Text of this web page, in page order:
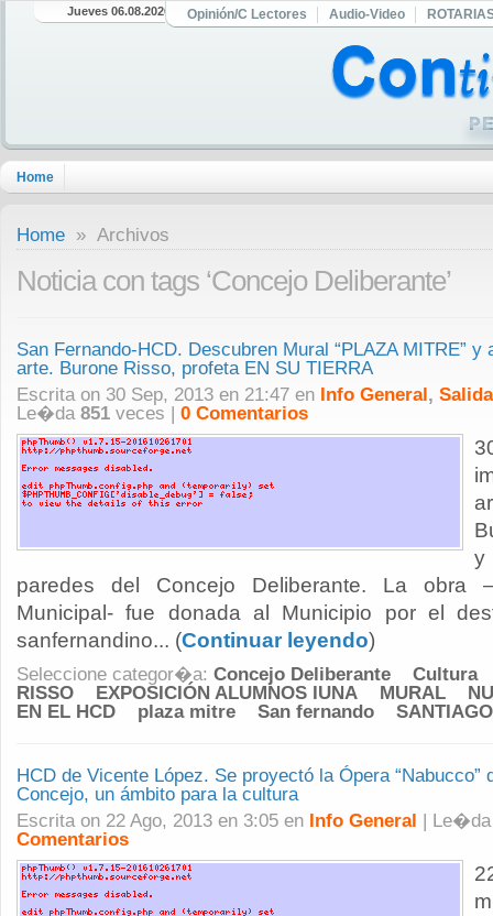
Jueves 06.08.2026 Opinión/C Lectores Audio-Video
Home
Home » Archivos
Noticia con tags ‘Concejo Deliberante’
San Fernando-HCD. Descubren Mural “PLAZA MITRE” y
arte. Burone Risso, profeta EN SU TIERRA
Escrita on 30 Sep, 2013 en 21:47 en Info General,
Le�da 851 veces | 0 Comentarios
y
paredes del Concejo Deliberante. La obra
Municipal- fue donada al Municipio por el
sanfernandino... (Continuar leyendo)
Seleccione categor�a: Concejo Deliberante
Cultura
RISSO
EXPOSICIÓN ALUMNOS IUNA MURAL
EN EL HCD
plaza mitre San fernando
HCD de Vicente López. Se proyectó la Ópera “Nabucco”
Concejo, un ámbito para la cultura
Escrita on 22 Ago, 2013 en 3:05 en Info General |
Comentarios